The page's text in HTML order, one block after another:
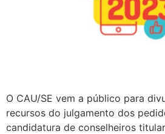
O CAU/SE vem a público para
recursos do julgamento dos
candidatura de conselheiros